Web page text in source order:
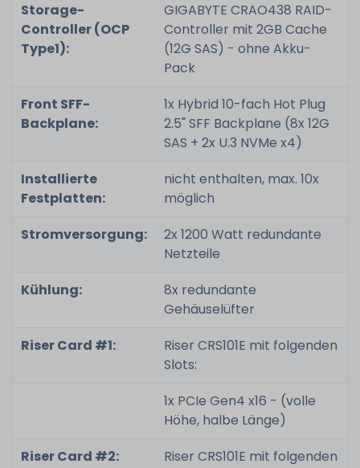
Storage-
Controller (OCP
Type1):
GIGABYTE CRAO438 RAID-
Controller mit 2GB Cache
(12G SAS) - ohne Akku-
Pack
Front SFF-
Backplane:
1x Hybrid 10-fach Hot Plug
2.5" SFF Backplane (8x 12G
SAS + 2x U.3 NVMe x4)
Installierte
Festplatten:
nicht enthalten, max. 10x
möglich
Stromversorgung:
2x 1200 Watt redundante
Netzteile
Kühlung:
8x redundante
Gehäuselüfter
Riser Card #1:
Riser CRS101E mit folgenden
Slots:
1x PCIe Gen4 x16 - (volle
Höhe, halbe Länge)
Riser Card #2:
Riser CRS101E mit folgenden